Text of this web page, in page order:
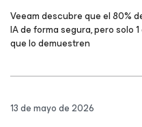
Veeam descubre que el 80%
IA de forma segura, pero solo
que lo demuestren
13 de mayo de 2026